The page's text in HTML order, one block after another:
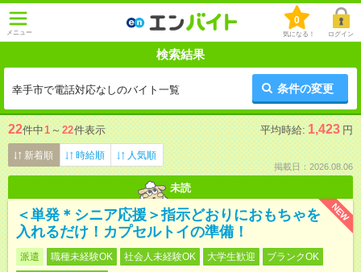
メニュー
0
気になる！ ログイン
検索結果
幸手市で電話対応なしのバイト一覧 条件の変更
22件中1 ～ 22件表示 平均時給: 1,423 円
新着順 時給順 人気順
掲載日：2026.08.06
未読
NEW
＜単発＊シニア応援＞指示どおりにおもちゃを
入れるだけ！カプセルトイの準備！
派遣 職種未経験OK 社会人未経験OK 大学生歓迎
ブランクOK